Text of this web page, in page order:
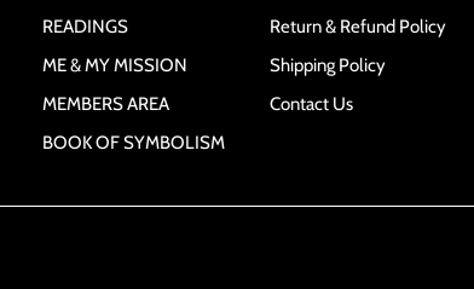
READINGS
ME & MY MISSION
MEMBERS AREA
BOOK OF SYMBOLISM
Return & Refund Policy
Shipping Policy
Contact Us